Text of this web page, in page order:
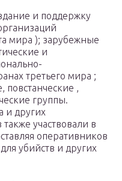
и поддержку
мира ); зарубежные
и
третьего мира ;
,
группы.
и других
участвовали в
оперативников
убийств и других